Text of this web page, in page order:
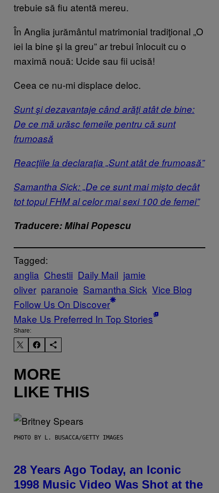
trebuie să fiu atentă mereu.
În Anglia jurământul matrimonial tradiţional „O
iei la bine şi la greu” ar trebui înlocuit cu o
maximă nouă: Ucide sau fii ucisă!
Ceea ce nu-mi displace deloc.
Sunt şi dezavantaje când arăţi atât de bine:
De ce mă urăsc femeile pentru că sunt
frumoasă
Reacţiile la declaraţia „Sunt atât de frumoasă”
Samantha Sick: „De ce sunt mai mişto decât
tot topul FHM al celor mai sexi 100 de femei”
Traducere: Mihai Popescu
Tagged:
anglia Chestii Daily Mail jamie
oliver paranoie Samantha Sick Vice Blog
Follow Us On Discover
Make Us Preferred In Top Stories
Share:
MORE
LIKE THIS
PHOTO BY L. BUSACCA/GETTY IMAGES
28 Years Ago Today, an Iconic
1998 Music Video Was Shot at the